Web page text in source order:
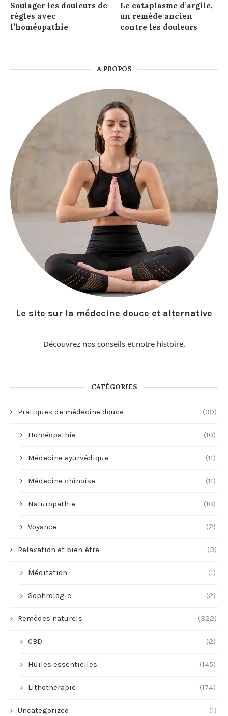
Soulager les douleurs de
règles avec
l’homéopathie
Le cataplasme d’argile,
un remède ancien
contre les douleurs
A PROPOS
Le site sur la médecine douce et alternative
Découvrez nos conseils et notre histoire.
CATÉGORIES
Pratiques de médecine douce (99)
Homéopathie (10)
Médecine ayurvédique (11)
Médecine chinoise (11)
Naturopathie (10)
Voyance (2)
Relaxation et bien-être (3)
Méditation (1)
Sophrologie (2)
Remèdes naturels (322)
CBD (2)
Huiles essentielles (145)
Lithothérapie (174)
Uncategorized (1)